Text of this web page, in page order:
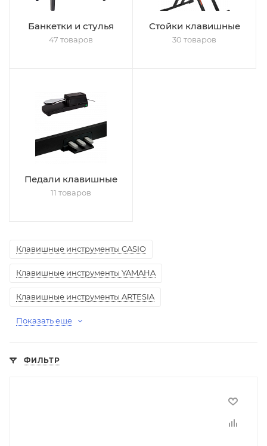
Банкетки и стулья
47 товаров
Стойки клавишные
30 товаров
Педали клавишные
11 товаров
Клавишные инструменты CASIO
Клавишные инструменты YAMAHA
Клавишные инструменты ARTESIA
Показать еще
ФИЛЬТР